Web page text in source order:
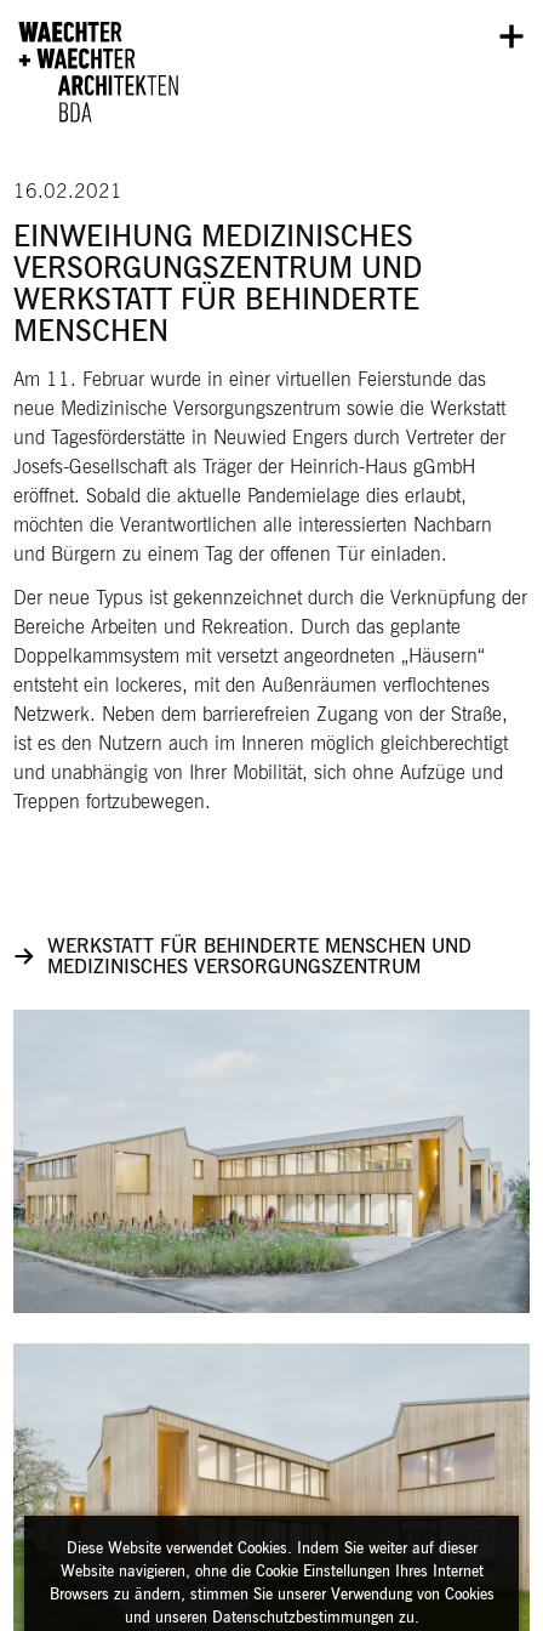
16.02.2021
EINWEIHUNG MEDIZINISCHES
VERSORGUNGSZENTRUM UND
WERKSTATT FÜR BEHINDERTE
MENSCHEN
Am 11. Februar wurde in einer virtuellen Feierstunde das
neue Medizinische Versorgungszentrum sowie die Werkstatt
und Tagesförderstätte in Neuwied Engers durch Vertreter der
Josefs-Gesellschaft als Träger der Heinrich-Haus gGmbH
eröffnet. Sobald die aktuelle Pandemielage dies erlaubt,
möchten die Verantwortlichen alle interessierten Nachbarn
und Bürgern zu einem Tag der offenen Tür einladen.
Der neue Typus ist gekennzeichnet durch die Verknüpfung der
Bereiche Arbeiten und Rekreation. Durch das geplante
Doppelkammsystem mit versetzt angeordneten „Häusern“
entsteht ein lockeres, mit den Außenräumen verflochtenes
Netzwerk. Neben dem barrierefreien Zugang von der Straße,
ist es den Nutzern auch im Inneren möglich gleichberechtigt
und unabhängig von Ihrer Mobilität, sich ohne Aufzüge und
Treppen fortzubewegen.
WERKSTATT FÜR BEHINDERTE MENSCHEN UND
MEDIZINISCHES VERSORGUNGSZENTRUM
Diese Website verwendet Cookies. Indem Sie weiter auf dieser
Website navigieren, ohne die Cookie Einstellungen Ihres Internet
Browsers zu ändern, stimmen Sie unserer Verwendung von Cookies
und unseren Datenschutzbestimmungen zu.